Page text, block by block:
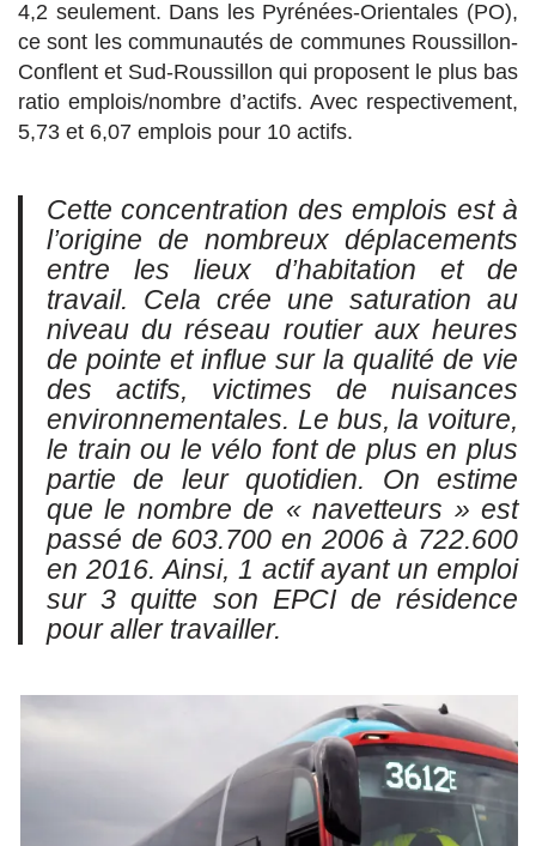
4,2 seulement. Dans les Pyrénées-Orientales (PO),
ce sont les communautés de communes Roussillon-
Conflent et Sud-Roussillon qui proposent le plus bas
ratio emplois/nombre d’actifs. Avec respectivement,
5,73 et 6,07 emplois pour 10 actifs.
Cette concentration des emplois est à
l’origine de nombreux déplacements
entre les lieux d’habitation et de
travail. Cela crée une saturation au
niveau du réseau routier aux heures
de pointe et influe sur la qualité de vie
des actifs, victimes de nuisances
environnementales. Le bus, la voiture,
le train ou le vélo font de plus en plus
partie de leur quotidien. On estime
que le nombre de « navetteurs » est
passé de 603.700 en 2006 à 722.600
en 2016. Ainsi, 1 actif ayant un emploi
sur 3 quitte son EPCI de résidence
pour aller travailler.